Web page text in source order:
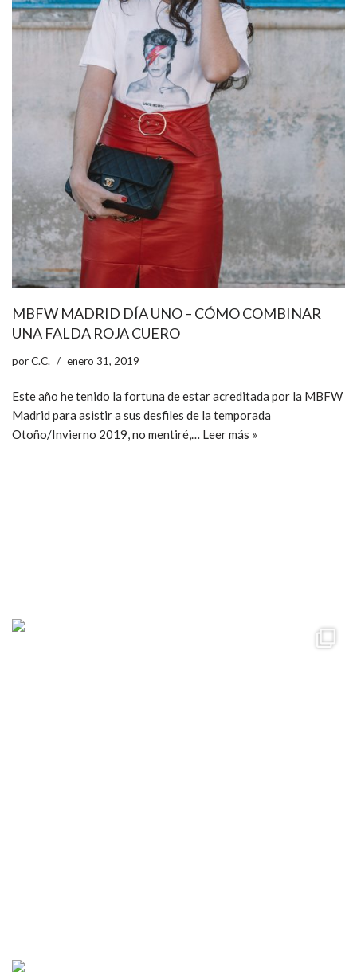
MBFW MADRID DÍA UNO – CÓMO COMBINAR
UNA FALDA ROJA CUERO
porC.C. enero 31, 2019
Este año he tenido la fortuna de estar acreditada por la MBFW
Madrid para asistir a sus desfiles de la temporada
Otoño/Invierno 2019, no mentiré,… Leer más »